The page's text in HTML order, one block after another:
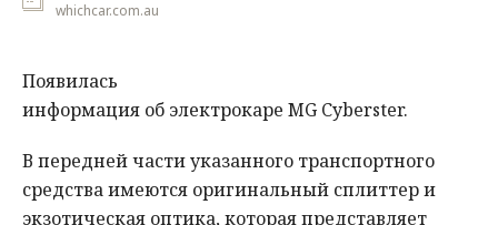
whichcar.com.au
Появилась
информация об электрокаре MG Cyberster.
В передней части указанного транспортного
средства имеются оригинальный сплиттер и
экзотическая оптика, которая представляет